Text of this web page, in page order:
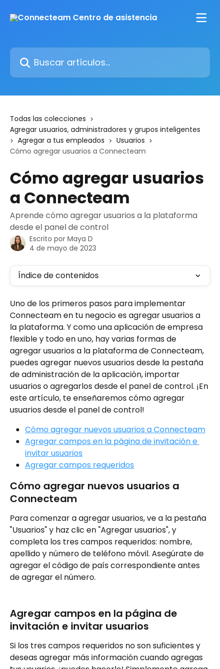
Buscar artículos...
Todas las colecciones
Agregar usuarios, administradores y grupos inteligentes
Agregar a tus empleados
Usuarios
Cómo agregar usuarios a Connecteam
Cómo agregar usuarios
a Connecteam
Aprende cómo agregar usuarios a la plataforma
desde el panel de control
Escrito por Maya D
4 de mayo de 2023
Índice de contenidos
Uno de los primeros pasos para implementar
Connecteam en tu negocio es agregar usuarios a
la plataforma. Y como una aplicación de empresa
flexible y todo en uno, hay varias formas de
agregar usuarios a la plataforma de Connecteam,
puedes agregar nuevos usuarios desde la pestaña
de administración de la aplicación, importar
usuarios o agregarlos desde el panel de control. ¡En
este artículo, te enseñaremos cómo agregar
usuarios desde el panel de control!
Cómo agregar nuevos usuarios a Connecteam
Agregar campos en la página de invitación e
invitar usuarios
Agregar campos requeridos
Cómo agregar nuevos usuarios a
Connecteam
Para comenzar a agregar usuarios, ve a la pestaña
"Usuarios" y haz clic en "Agregar usuarios", y
completa los tres campos requeridos: nombre,
apellido y número de teléfono móvil. Asegúrate de
agregar el código de país correspondiente antes
de agregar el número.
Agregar campos en la página de
invitación e invitar usuarios
Si los tres campos requeridos no son suficientes y
deseas agregar más información cuando agregas